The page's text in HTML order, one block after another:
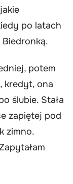
po latach
potem
kredyt, ona
ślubie. Stała
zapiętej pod
zimno.